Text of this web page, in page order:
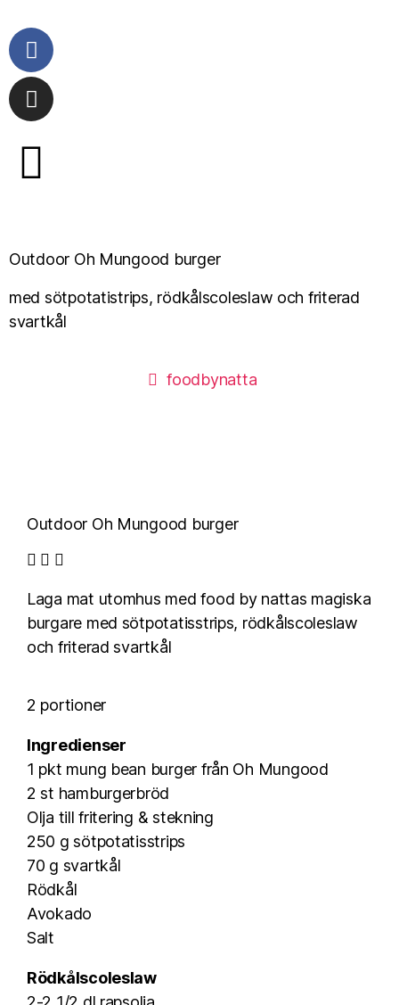
Outdoor Oh Mungood burger
med sötpotatistrips, rödkålscoleslaw och friterad
svartkål
foodbynatta
Outdoor Oh Mungood burger
Laga mat utomhus med food by nattas magiska
burgare med sötpotatisstrips, rödkålscoleslaw
och friterad svartkål
2 portioner
Ingredienser
1 pkt mung bean burger från Oh Mungood
2 st hamburgerbröd
Olja till fritering & stekning
250 g sötpotatisstrips
70 g svartkål
Rödkål
Avokado
Salt
Rödkålscoleslaw